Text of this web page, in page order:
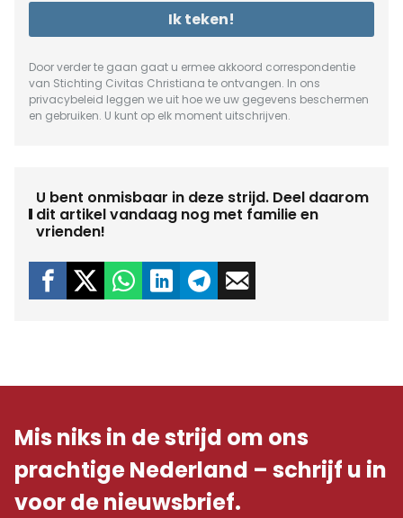
Ik teken!
Door verder te gaan gaat u ermee akkoord correspondentie
van Stichting Civitas Christiana te ontvangen. In ons
privacybeleid leggen we uit hoe we uw gegevens beschermen
en gebruiken. U kunt op elk moment uitschrijven.
U bent onmisbaar in deze strijd. Deel daarom
dit artikel vandaag nog met familie en
vrienden!
Mis niks in de strijd om ons
prachtige Nederland – schrijf u in
voor de nieuwsbrief.